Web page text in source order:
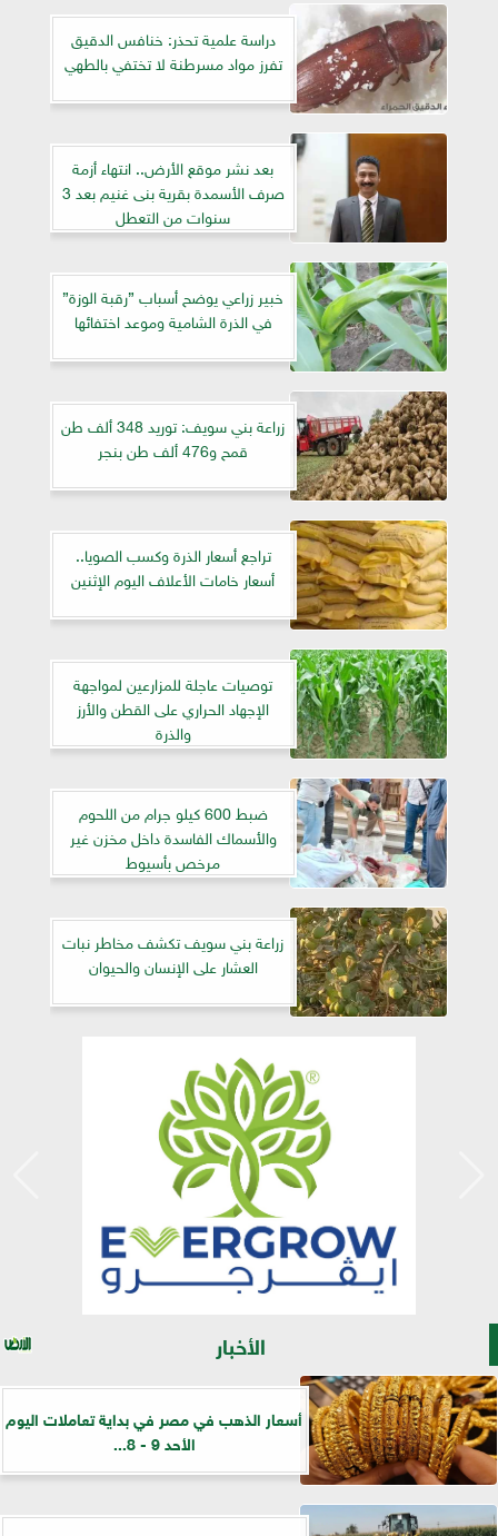
دراسة علمية تحذر: خنافس الدقيق
تفرز مواد مسرطنة لا تختفي بالطهي
بعد نشر موقع الأرض.. انتهاء أزمة
صرف الأسمدة بقرية بنى غنيم بعد 3
سنوات من التعطل
خبير زراعي يوضح أسباب ”رقبة الوزة”
في الذرة الشامية وموعد اختفائها
زراعة بني سويف: توريد 348 ألف طن
قمح و476 ألف طن بنجر
تراجع أسعار الذرة وكسب الصويا..
أسعار خامات الأعلاف اليوم الإثنين
توصيات عاجلة للمزارعين لمواجهة
الإجهاد الحراري على القطن والأرز
والذرة
ضبط 600 كيلو جرام من اللحوم
والأسماك الفاسدة داخل مخزن غير
مرخص بأسيوط
زراعة بني سويف تكشف مخاطر نبات
العشار على الإنسان والحيوان
الأخبار
أسعار الذهب في مصر في بداية تعاملات اليوم
الأحد 9 - 8...